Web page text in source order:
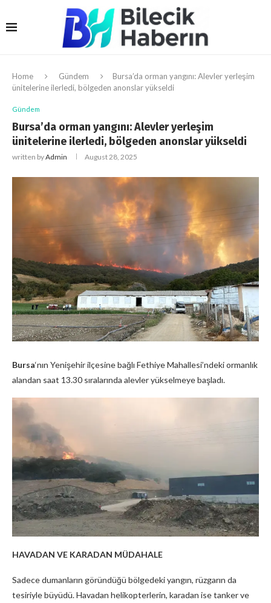
Home Gündem
Bursa’da orman yangını: Alevler yerleşim
ünitelerine ilerledi, bölgeden anonslar yükseldi
Gündem
Bursa’da orman yangını: Alevler yerleşim
ünitelerine ilerledi, bölgeden anonslar yükseldi
written byAdmin August 28, 2025
Bursa‘nın Yenişehir ilçesine bağlı Fethiye Mahallesi’ndeki ormanlık
alandan saat 13.30 sıralarında alevler yükselmeye başladı.
HAVADAN VE KARADAN MÜDAHALE
Sadece dumanların göründüğü bölgedeki yangın, rüzgarın da
tesiriyle büyüdü. Havadan helikopterlerin, karadan ise tanker ve